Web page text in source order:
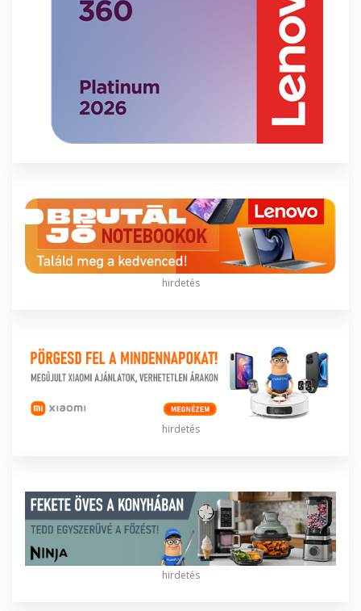
hirdetés
hirdetés
hirdetés